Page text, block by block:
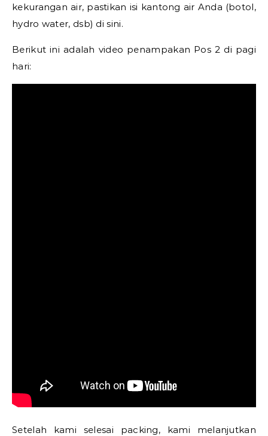
kekurangan air, pastikan isi kantong air Anda (botol,
hydro water, dsb) di sini.
Berikut ini adalah video penampakan Pos 2 di pagi
hari:
Setelah kami selesai packing, kami melanjutkan